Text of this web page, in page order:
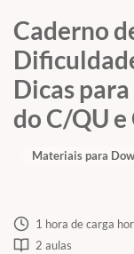
Caderno
Dicas
do C/QU e
Materiais para
1 hora de carga
2 aulas